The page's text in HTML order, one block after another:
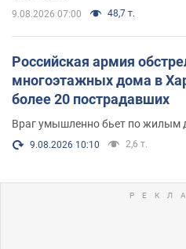
9.08.2026 07:00 48,7 т.
Российская армия
многоэтажных дома в
более 20 пострадавших
Враг умышленно бьет по жилым
9.08.2026 10:10 2,6 т.